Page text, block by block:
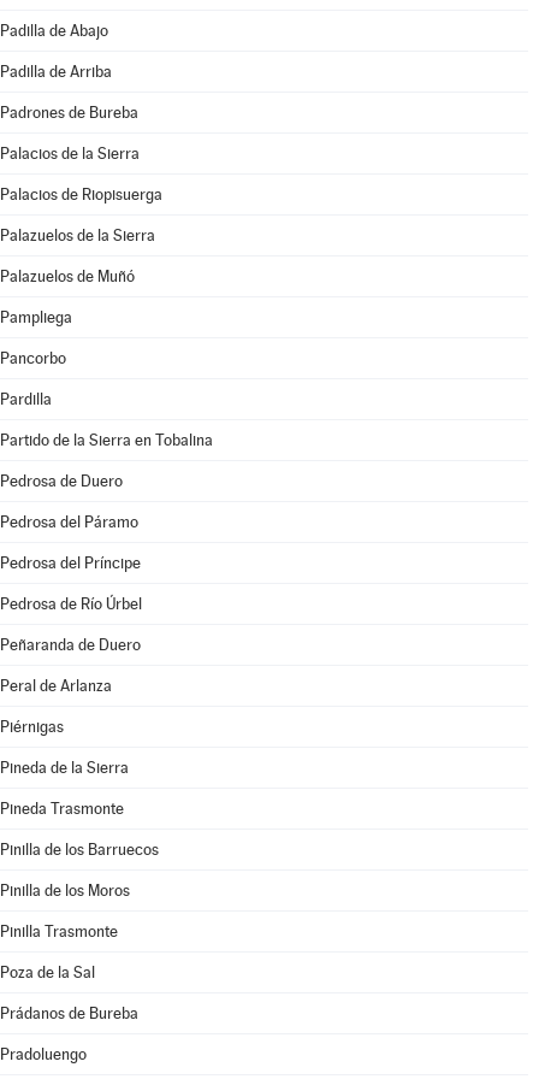
Padilla de Abajo
Padilla de Arriba
Padrones de Bureba
Palacios de la Sierra
Palacios de Riopisuerga
Palazuelos de la Sierra
Palazuelos de Muñó
Pampliega
Pancorbo
Pardilla
Partido de la Sierra en Tobalina
Pedrosa de Duero
Pedrosa del Páramo
Pedrosa del Príncipe
Pedrosa de Río Úrbel
Peñaranda de Duero
Peral de Arlanza
Piérnigas
Pineda de la Sierra
Pineda Trasmonte
Pinilla de los Barruecos
Pinilla de los Moros
Pinilla Trasmonte
Poza de la Sal
Prádanos de Bureba
Pradoluengo